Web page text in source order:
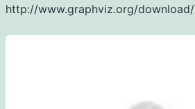
http://www.graphviz.org/download/